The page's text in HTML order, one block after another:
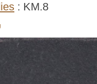
: KM.8